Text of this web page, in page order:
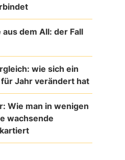
dem All: der Fall
wie sich ein
Jahr verändert hat
Wie man in wenigen
wachsende